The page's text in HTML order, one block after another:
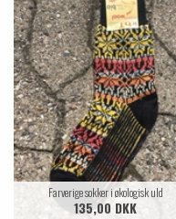
Farverige sokker i økologisk uld
135,00 DKK